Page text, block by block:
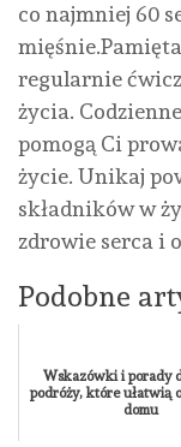
co najmniej 60
regularnie
życia.
pomogą Ci
życie. Unikaj
składników w
zdrowie serca i
Podobne
Wskazówki i porady
podróży, które ułatwią
domu